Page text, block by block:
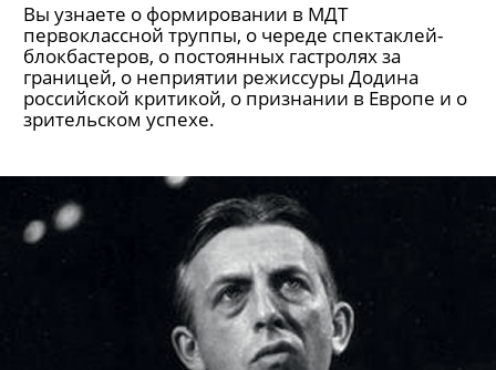
Вы узнаете о формировании в МДТ
первоклассной труппы, о череде спектаклей-
блокбастеров, о постоянных гастролях за
границей, о неприятии режиссуры Додина
российской критикой, о признании в Европе и о
зрительском успехе.